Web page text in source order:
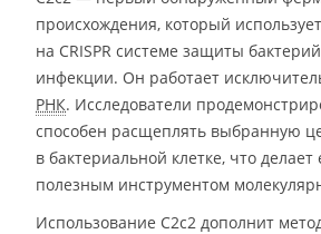
происхождения, который
на CRISPR системе защиты
инфекции. Он работает
РНК. Исследователи
способен расщеплять выбранную
в бактериальной клетке, что
полезным инструментом
Использование C2c2 дополнит